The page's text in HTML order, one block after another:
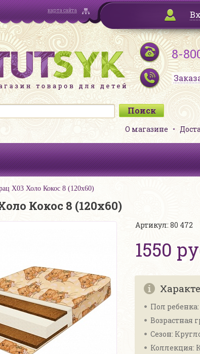
карта сайта
8-
О магазине
Х03 Холо Кокос 8 (120х60)
Кокос 8 (120х60)
Артикул: 80 472
1550
Пол
Возрастная
Сезон:
Коллекция: